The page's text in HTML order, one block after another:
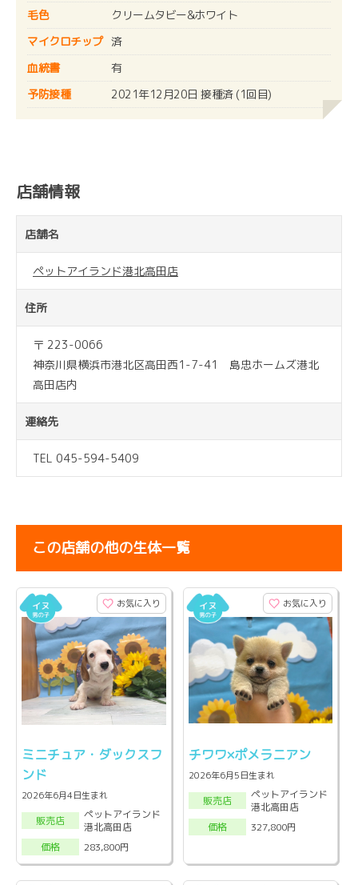
毛色
クリームタビー&ホワイト
マイクロチップ 済
血統書
有
予防接種
2021年12月20日 接種済 (1回目)
店舗情報
店舗名
ペットアイランド港北高田店
住所
〒 223-0066
神奈川県横浜市港北区高田西1-7-41 島忠ホームズ港北
高田店内
連絡先
TEL 045-594-5409
この店舗の他の生体一覧
お気に入り
ミニチュア・ダックスフ
ンド
2026年6月4日生まれ
販売店
ペットアイランド
港北高田店
価格
283,800円
お気に入り
チワワ×ポメラニアン
2026年6月5日生まれ
販売店
ペットアイランド
港北高田店
価格
327,800円